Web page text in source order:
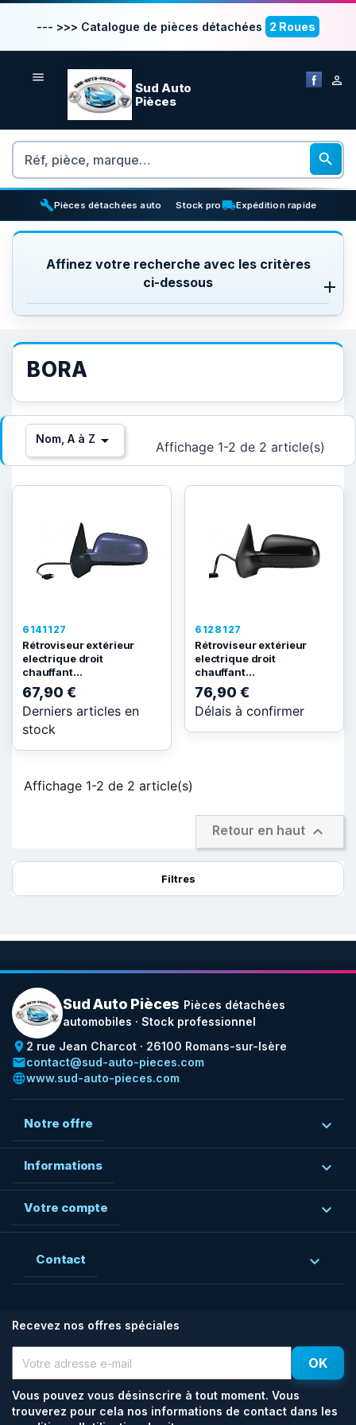
--- >>> Catalogue de pièces détachées 2 Roues
 
Sud Auto
Pièces
Rechercher

buildPièces détachées auto inventory_2
Stock prolocal_shippingExpédition rapide
Affinez votre recherche avec les critères
ci-dessous
BORA
Nom, A à Z  Affichage 1-2 de 2 article(s)
6141127
Rétroviseur extérieur
electrique droit
chauffant...
67,90 €
Derniers articles en
stock
6128127
Rétroviseur extérieur
electrique droit
chauffant...
76,90 €
Délais à confirmer
Affichage 1-2 de 2 article(s)
Retour en haut 
Filtres
Sud Auto Pièces Pièces détachées
automobiles · Stock professionnel
place 2 rue Jean Charcot · 26100 Romans-sur-Isère
emailcontact@sud-auto-pieces.com
languagewww.sud-auto-pieces.com
Notre offre 
Informations 
Votre compte 
Contact 
Recevez nos offres spéciales
Vous pouvez vous désinscrire à tout moment. Vous
trouverez pour cela nos informations de contact dans les